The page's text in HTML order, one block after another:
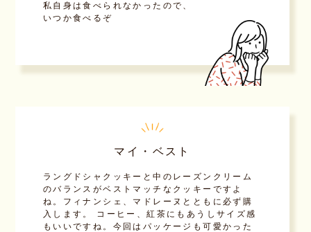
私自身は食べられなかったので、
いつか食べるぞ
マイ・ベスト
ラングドシャクッキーと中のレーズンクリーム
のバランスがベストマッチなクッキーですよ
ね。フィナンシェ、マドレーヌとともに必ず購
入します。 コーヒー、紅茶にもあうしサイズ感
もいいですね。今回はパッケージも可愛かった